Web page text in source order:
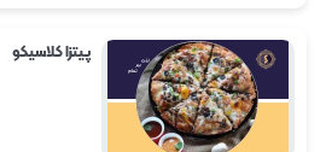
پیتزا کلاسیکو